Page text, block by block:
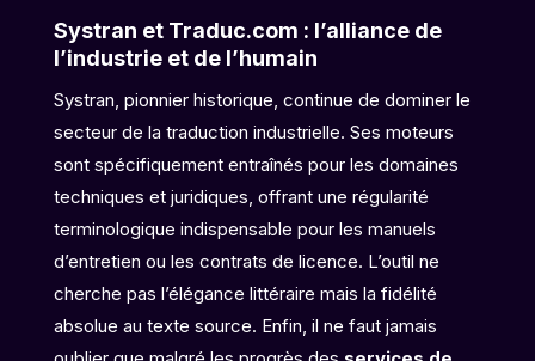
Systran et Traduc.com : l’alliance de
l’industrie et de l’humain
Systran, pionnier historique, continue de dominer le
secteur de la traduction industrielle. Ses moteurs
sont spécifiquement entraînés pour les domaines
techniques et juridiques, offrant une régularité
terminologique indispensable pour les manuels
d’entretien ou les contrats de licence. L’outil ne
cherche pas l’élégance littéraire mais la fidélité
absolue au texte source. Enfin, il ne faut jamais